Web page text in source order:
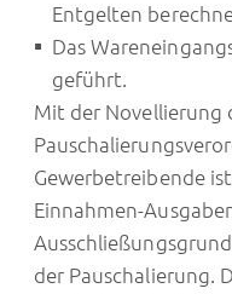
Entgelten
Das
geführt.
Mit der Novellierung
Gewerbetreibende
Einnahmen-
der Pauschalierung.